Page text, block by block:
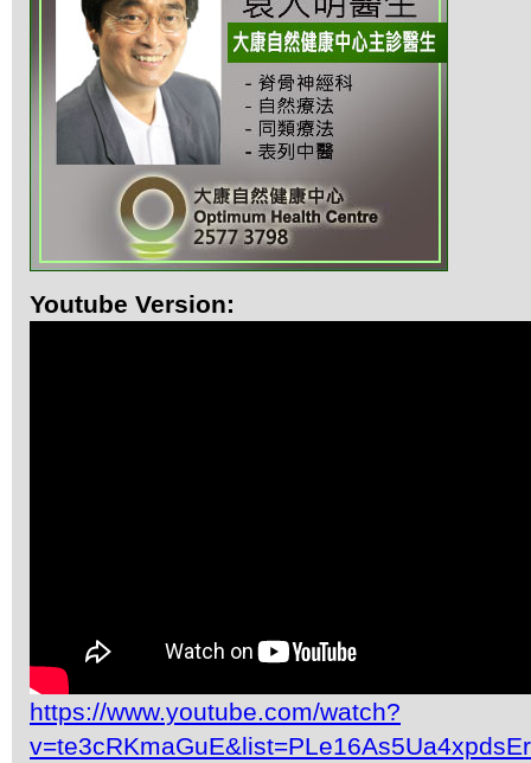
Youtube Version:
https://www.youtube.com/watch?